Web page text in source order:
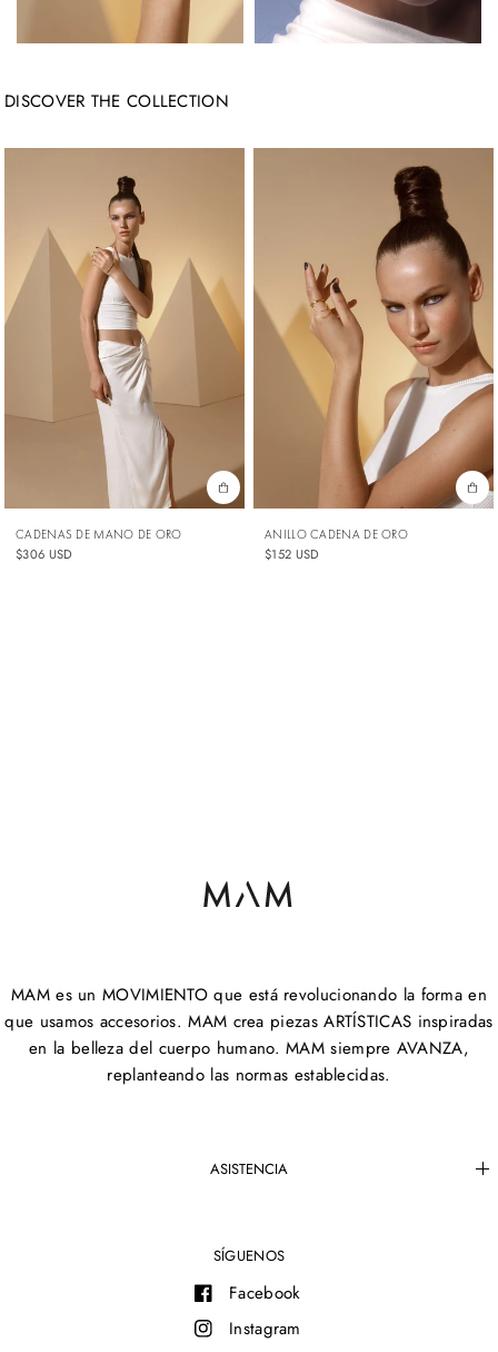
DISCOVER THE COLLECTION
CADENAS DE MANO DE ORO
$306 USD
ANILLO CADENA DE ORO
$152 USD
MAM es un MOVIMIENTO que está revolucionando la forma en
que usamos accesorios. MAM crea piezas ARTÍSTICAS inspiradas
en la belleza del cuerpo humano. MAM siempre AVANZA,
replanteando las normas establecidas.
ASISTENCIA
SÍGUENOS
Facebook
Instagram